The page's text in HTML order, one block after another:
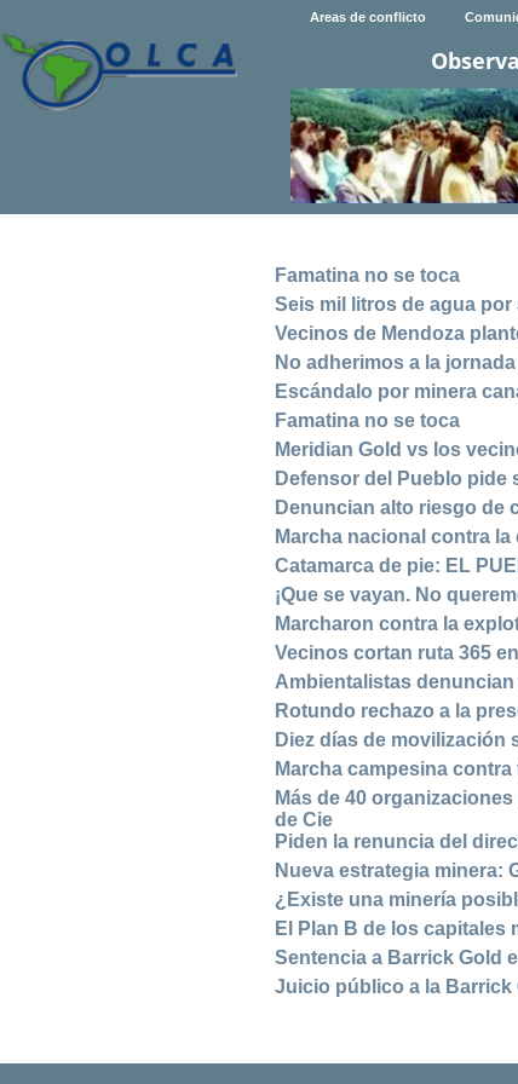
Areas de conflicto
Famatina no se toca
Seis mil litros de agua
Vecinos de Mendoza
No adherimos a la
Escándalo por minera
Famatina no se toca
Meridian Gold vs los
Defensor del Pueblo pide
Denuncian alto riesgo de
Marcha nacional contra
Catamarca de pie: EL
¡Que se vayan. No
Marcharon contra la
Vecinos cortan ruta 365
Ambientalistas
Rotundo rechazo a la
Diez días de movilización
Marcha campesina
Más de 40
de Cie
Piden la renuncia del
Nueva estrategia minera:
¿Existe una minería
El Plan B de los capitales
Sentencia a Barrick Gold
Juicio público a la Barrick